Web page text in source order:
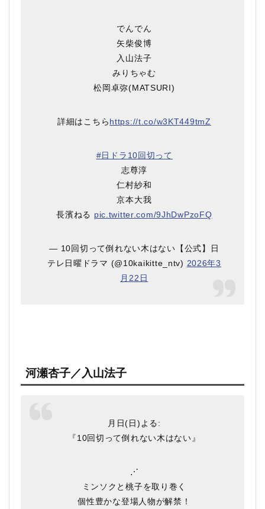
でんでん
矢柴俊博
入山法子
みりちゃむ
松岡卓弥(MATSURI)
詳細はこちらhttps://t.co/w3KT449tmZ
#日ドラ10回切って
志尊淳
仁村紗和
京本大我
長濱ねる pic.twitter.com/9JhDwPzoFQ
— 10回切って倒れない木はない【公式】日
テレ日曜ドラマ (@10kaikitte_ntv) 2026年3
月22日
河瀬杏子／入山法子
月日(日)よる:
『10回切って倒れない木はない』
⋰
ミンソクと桃子を取り巻く
個性豊かな登場人物が解禁！